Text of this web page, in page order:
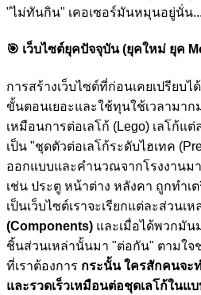
"ไม่ทันกิน" เคอเซอร์มันหมุนอยู่นั่น...
🎯 เว็บไซต์ยุคปัจจุบัน (ยุคใหม่ ยุค
การสร้างเว็บไซต์ที่ก่อนเคยเปรียบ
ขั้นตอนเยอะและใช้ทุนใช้เวลามาก
เหมือนการต่อเลโก้ (Lego) เลโก้แ
เป็น "ชุดตัวต่อเลโก้ระดับไฮเทค
ออกแบบและคำนวณจากโรงงาน
เช่น ประตู หน้าต่าง หลังคา ถูกทำเ
เป็นเว็บไซต์เราจะเรียกแต่ละส่วนเ
(Components) และเมื่อได้พวกมัน
ชิ้นส่วนเหล่านั้นมา "ต่อกัน" ตามใ
ที่เราต้องการ กระนั้น ใครสักคนจะ
และรวดเร็วเหมือนต่อชุดเลโก้ในแ